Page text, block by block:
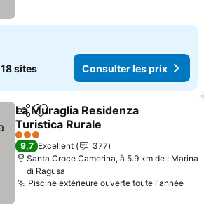
18 sites Consulter les prix
PartagerAjouter à mes favoris
La Muraglia Residenza
Turistica Rurale
Consulter les prix
3 Étoiles
9,7 Excellent
377
Santa Croce Camerina, à 5.9 km de : Marina
di Ragusa
Piscine extérieure ouverte toute l'année